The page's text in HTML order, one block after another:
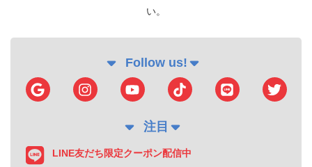
い。
Follow us!
注目
LINE友だち限定クーポン配信中